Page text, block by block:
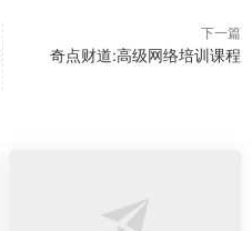
下一篇
奇点财道:高级网络培训课程